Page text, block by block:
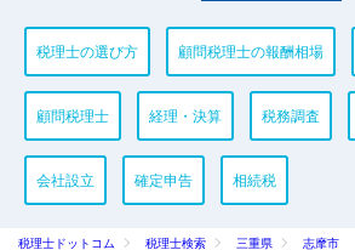
税理士の選び方 顧問税理士の報酬相場
顧問税理士 経理・決算 税務調査
会社設立 確定申告 相続税
税理士ドットコム 税理士検索 三重県 志摩市